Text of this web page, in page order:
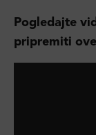
Pogledajte
pripremiti